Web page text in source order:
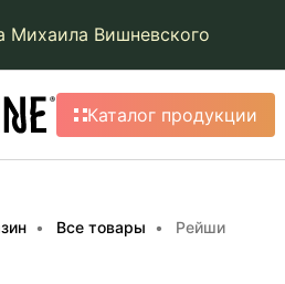
Михаила Вишневского
Каталог продукции
Все товары Рейши